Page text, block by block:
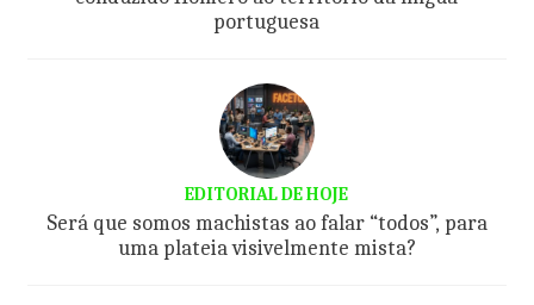
portuguesa
EDITORIAL DE HOJE
Será que somos machistas ao falar “todos”, para
uma plateia visivelmente mista?